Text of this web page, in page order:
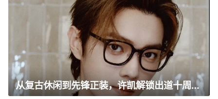
从复古休闲到先锋正装，许凯解锁出道十周年大片